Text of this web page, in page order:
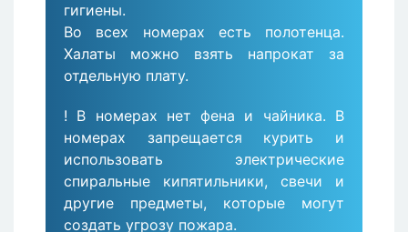
гигиены.
Во всех номерах есть полотенца.
Халаты можно взять напрокат за
отдельную плату.
! В номерах нет фена и чайника. В
номерах запрещается курить и
использовать электрические
спиральные кипятильники, свечи и
другие предметы, которые могут
создать угрозу пожара.